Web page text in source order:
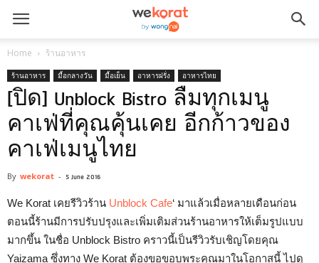
Home ร้านอาหาร
ร้านอาหาร มื้อกลางวัน มื้อเย็น อาหารฝรั่ง อาหารไทย
[ปิด] Unblock Bistro ลืมทุกเมนู
คาเฟ่ที่คุณคุ้นเคย อีกก้าวของ
คาเฟ่เมนูไทย
By wekorat - 5 June 2016
We Korat เคยรีวิวร้าน Unblock Cafe‘ มาแล้วเมื่อหลายเดือนก่อน
ตอนนี้ร้านมีการปรับปรุงและเพิ่มเติมส่วนร้านอาหารให้เต็มรูปแบบ
มากขึ้น ในชื่อ Unblock Bistro คราวนี้เป็นรีวิวรับเชิญโดยคุณ
Yaizama ซึ่งทาง We Korat ต้องขอขอบพระคุณมาในโอกาสนี้ ไปดู